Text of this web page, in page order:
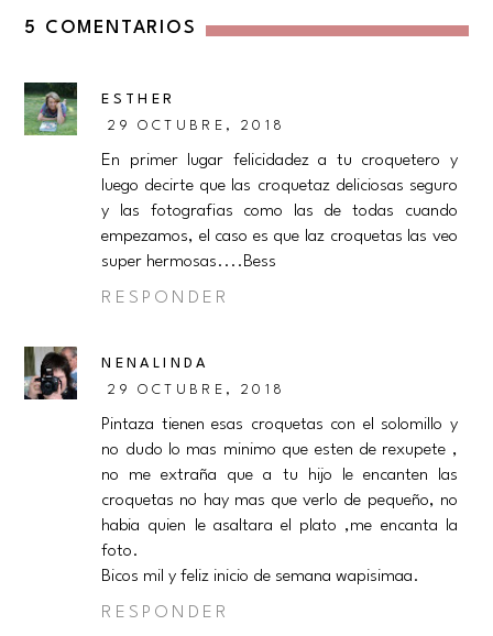
5 COMENTARIOS
ESTHER
29 OCTUBRE, 2018
En primer lugar felicidadez a tu croquetero y
luego decirte que las croquetaz deliciosas seguro
y las fotografias como las de todas cuando
empezamos, el caso es que laz croquetas las veo
super hermosas....Bess
RESPONDER
NENALINDA
29 OCTUBRE, 2018
Pintaza tienen esas croquetas con el solomillo y
no dudo lo mas minimo que esten de rexupete ,
no me extraña que a tu hijo le encanten las
croquetas no hay mas que verlo de pequeño, no
habia quien le asaltara el plato ,me encanta la
foto.
Bicos mil y feliz inicio de semana wapisimaa.
RESPONDER